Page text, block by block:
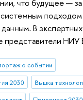
что будущее —
подходом
В
представители
о событии
2030
Вышка